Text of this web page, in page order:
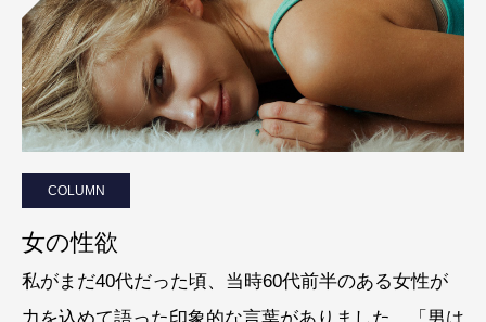
COLUMN
女の性欲
私がまだ40代だった頃、当時60代前半のある女性が
力を込めて語った印象的な言葉がありました。「男は